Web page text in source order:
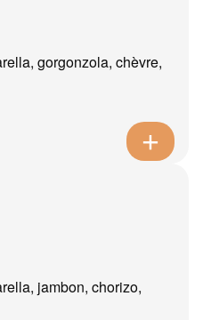
gorgonzola, chèvre,
jambon, chorizo,